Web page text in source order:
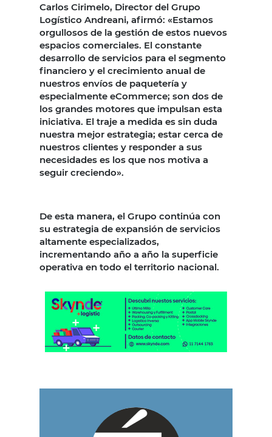
Carlos Cirimelo, Director del Grupo
Logístico Andreani, afirmó: «Estamos
orgullosos de la gestión de estos nuevos
espacios comerciales. El constante
desarrollo de servicios para el segmento
financiero y el crecimiento anual de
nuestros envíos de paquetería y
especialmente eCommerce; son dos de
los grandes motores que impulsan esta
iniciativa. El traje a medida es sin duda
nuestra mejor estrategia; estar cerca de
nuestros clientes y responder a sus
necesidades es los que nos motiva a
seguir creciendo».
De esta manera, el Grupo continúa con
su estrategia de expansión de servicios
altamente especializados,
incrementando año a año la superficie
operativa en todo el territorio nacional.